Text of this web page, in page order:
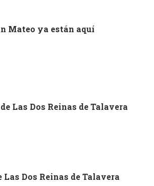
Mateo ya están aquí
Dos Reinas de Talavera